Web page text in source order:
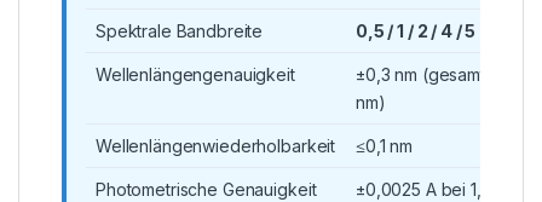
Spektrale Bandbreite 0,5 / 1 / 2 / 4 / 5 nm
Wellenlängengenauigkeit
±0,3 nm (gesamter
nm)
Wellenlängenwiederholbarkeit ≤0,1 nm
Photometrische Genauigkeit ±0,0025 A bei 1,0 Abs